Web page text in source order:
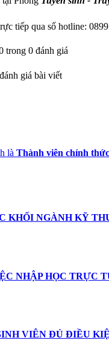
tiếp qua số hotline:
trong 0 đánh giá
giá bài viết
là Thành viên chính thức
KHỐI NGÀNH KỸ
NHẬP HỌC TRỰC
VIÊN ĐỦ ĐIỀU